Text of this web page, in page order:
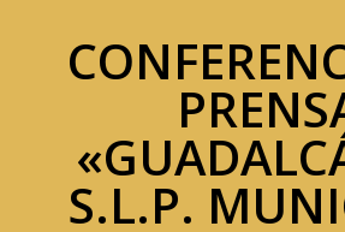
S.L.P.